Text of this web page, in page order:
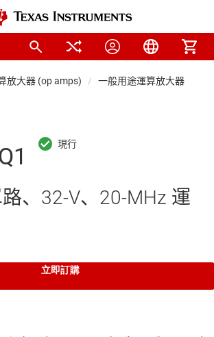
放大器 (op amps) 一般用途運算放大器
、32-V、20-MHz 運
立即訂購